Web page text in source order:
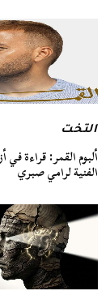
التخت
ألبوم القمر: قراءة في
الفنية لرامي صبري